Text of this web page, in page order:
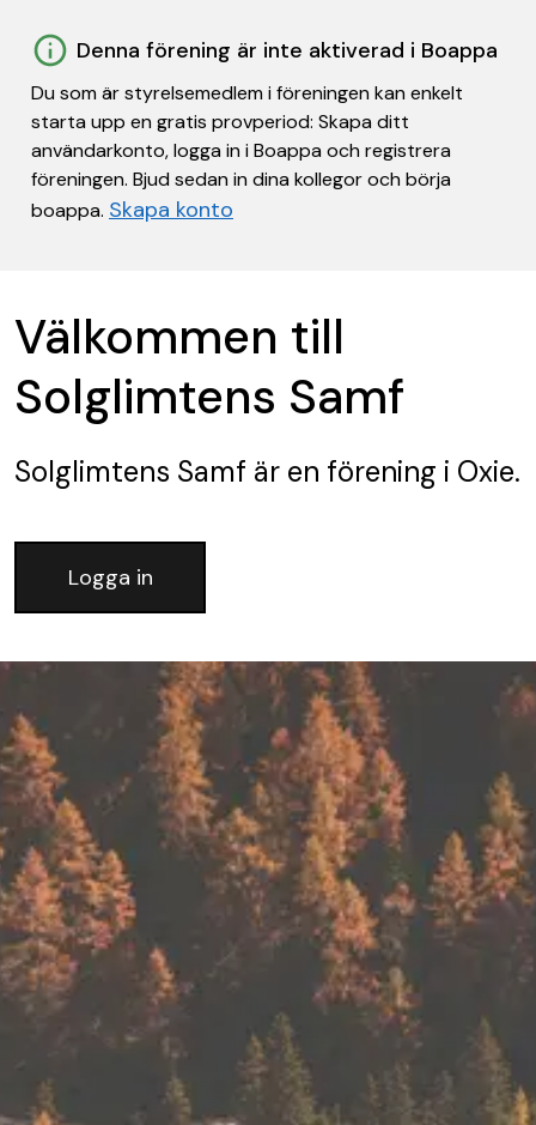
Denna förening är inte aktiverad i Boappa
Du som är styrelsemedlem i föreningen kan enkelt
starta upp en gratis provperiod: Skapa ditt
användarkonto, logga in i Boappa och registrera
föreningen. Bjud sedan in dina kollegor och börja
boappa. Skapa konto
Välkommen till
Solglimtens Samf
Solglimtens Samf är en förening i Oxie.
Logga in